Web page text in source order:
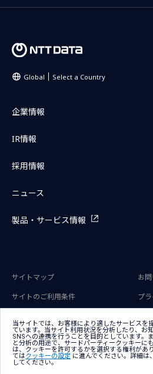
Global Select a Country
企業情報
IR情報
採用情報
ニュース
製品・サービス情報
サイトマップ
お
サイトのご利用条件
プ
クッキー（Cookie）プリファレン
ス
当サイトでは、お客様により適したサービスを
ています。当サイト利用状況を分析したり、お
SNSへの連携を行うことを目的としています。
と分析の用途で、サードパーティークッキーに
は、クッキーを許可するかを選択する権利があ
てはクッキーの設定 に進んでください。詳細は
してください。